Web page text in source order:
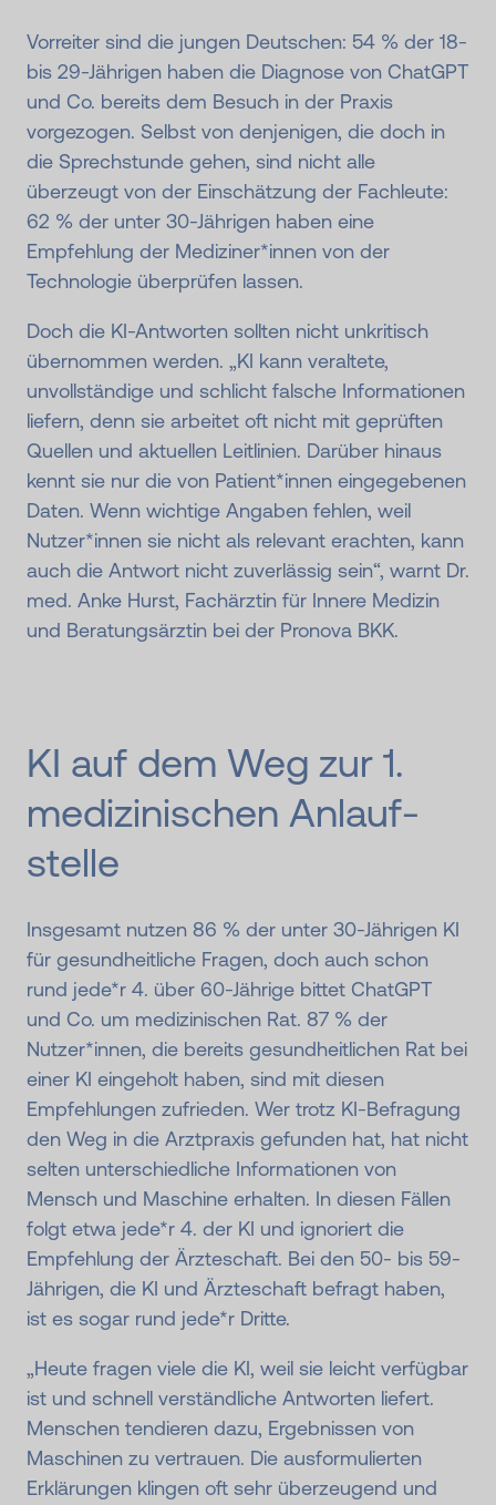
Vorreiter sind die jungen Deutschen: 54 % der 18-
bis 29-Jährigen haben die Diagnose von ChatGPT
und Co. bereits dem Besuch in der Praxis
vorgezogen. Selbst von denjenigen, die doch in
die Sprechstunde gehen, sind nicht alle
überzeugt von der Einschätzung der Fachleute:
62 % der unter 30-Jährigen haben eine
Empfehlung der Mediziner*innen von der
Technologie überprüfen lassen.
Doch die KI-Antworten sollten nicht unkritisch
übernommen werden. „KI kann veraltete,
unvollständige und schlicht falsche Informationen
liefern, denn sie arbeitet oft nicht mit geprüften
Quellen und aktuellen Leitlinien. Darüber hinaus
kennt sie nur die von Patient*innen eingegebenen
Daten. Wenn wichtige Angaben fehlen, weil
Nutzer*innen sie nicht als relevant erachten, kann
auch die Antwort nicht zuverlässig sein“, warnt Dr.
med. Anke Hurst, Fachärztin für Innere Medizin
und Beratungsärztin bei der Pronova BKK.
KI auf dem Weg zur 1.
medizin­ischen An­lauf­
stelle
Insgesamt nutzen 86 % der unter 30-Jährigen KI
für gesundheitliche Fragen, doch auch schon
rund jede*r 4. über 60-Jährige bittet ChatGPT
und Co. um medizinischen Rat. 87 % der
Nutzer*innen, die bereits gesundheitlichen Rat bei
einer KI eingeholt haben, sind mit diesen
Empfehlungen zufrieden. Wer trotz KI-Befragung
den Weg in die Arztpraxis gefunden hat, hat nicht
selten unterschiedliche Informationen von
Mensch und Maschine erhalten. In diesen Fällen
folgt etwa jede*r 4. der KI und ignoriert die
Empfehlung der Ärzteschaft. Bei den 50- bis 59-
Jährigen, die KI und Ärzteschaft befragt haben,
ist es sogar rund jede*r Dritte.
„Heute fragen viele die KI, weil sie leicht verfügbar
ist und schnell verständliche Antworten liefert.
Menschen tendieren dazu, Ergebnissen von
Maschinen zu vertrauen. Die ausformulierten
Erklärungen klingen oft sehr überzeugend und